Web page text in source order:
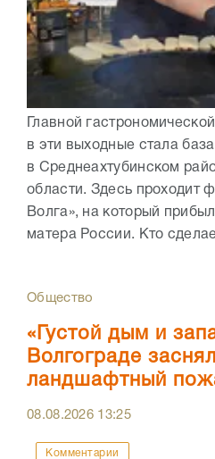
Главной
в эти выходные стала
в Среднеахтубинском
области. Здесь проходит
Волга», на который
матера России. Кто
Общество
«Густой дым и
Волгограде
ландшафтный
08.08.2026 13:25
Комментарии